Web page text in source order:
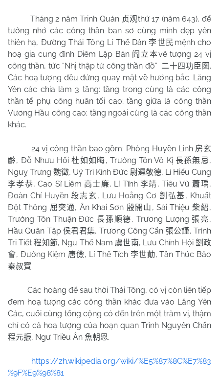
Tháng 2 năm Trinh Quán 贞观thứ 17 (năm 643), để
tưởng nhớ các công thần ban sơ cùng mình dẹp yên
thiên hạ, Đường Thái Tông Lí Thế Dân李世民 mệnh cho
hoạ gia cung đình Diêm Lập Bản 阎立本vẽ tượng 24 vị
công thần, tức “Nhị thập tứ công thần đồ” 二十四功臣图 .
Các hoạ tượng đều đứng quay mặt về hướng bắc. Lăng
Yên các chia làm 3 tầng: tầng trong cùng là các công
thần tể phụ công huân tối cao; tầng giữa là công thần
Vương Hầu công cao; tầng ngoài cùng là các công thần
khác.
24 vị công thần bao gồm: Phòng Huyền Linh 房玄
齡, Đỗ Nhưu Hối杜如如晦, Trưởng Tôn Vô Kị 長孫無忌,
Nguỵ Trưng 魏徵, Uý Trì Kính Đức 尉遲敬德, Lí Hiếu Cung
李孝恭, Cao Sĩ Liêm 高士廉, Lí Tĩnh 李靖, Tiêu Vũ 蕭瑀,
Đoàn Chí Huyền段志玄 , Lưu Hoằng Cơ 劉弘基, Khuất
Đột Thông 屈突通, Ân Khai Sơn 殷開山 , Sài Thiệu柴紹,
Trưởng Tôn Thuận Đức長孫順德, Trương Lượng 張亮 ,
Hầu Quân Tập 侯君君集, Trương Công Cẩn 張公謹, Trình
Tri Tiết程知節, Ngu Thế Nam 虞世南, Lưu Chính Hội 劉政
會, Đường Kiệm 唐儉, Lí Thế Tích李世勣, Tần Thúc Bảo
秦叔寶.
Các hoàng đế sau thời Thái Tông, có vị còn liên tiếp
đem hoạ tượng các công thần khác đưa vào Lăng Yên
Các, cuối cùng tổng cộng có đến trên một trăm vị, thậm
chí có cả hoạ tượng của hoạn quan Trình Nguyên Chấn
程元振, Ngư Triều Ân 魚朝恩.
https://zh.wikipedia.org/wiki/%E5%87%8C%E7%83
%9F%E9%98%81